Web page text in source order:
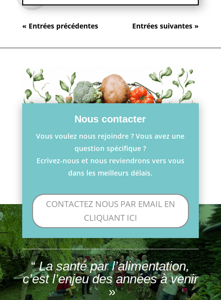
« Entrées précédentes Entrées suivantes »
Nous contacter
Vous voulez nous rejoindre ? Vous avez une
question spécifique ?
Ecrivez-nous et nous reviendrons vers vous
dans les meilleurs délais.
CONTACTEZ NOUS PAR EMAIL EN
CLIQUANT ICI
“La santé par l’alimentation,
c’est l’enjeu des années à venir
»